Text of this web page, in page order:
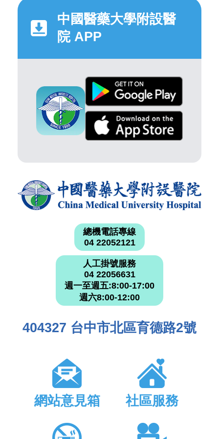
中國醫藥大學附設醫
院 APP
總機電話專線
04 22052121
人工掛號服務
04 22056631
週一至週五:8:00-17:00
週六8:00-12:00
404327 台中市北區育德路2號
網站意見箱 社區服務